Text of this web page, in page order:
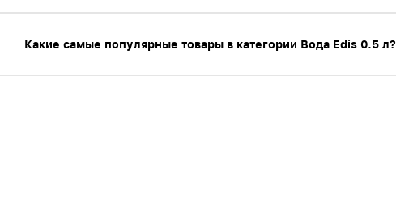
Какие самые популярные товары в категории Вода Edis 0.5 л?